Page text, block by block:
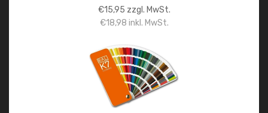
€15,95 zzgl. MwSt.
€18,98 inkl. MwSt.